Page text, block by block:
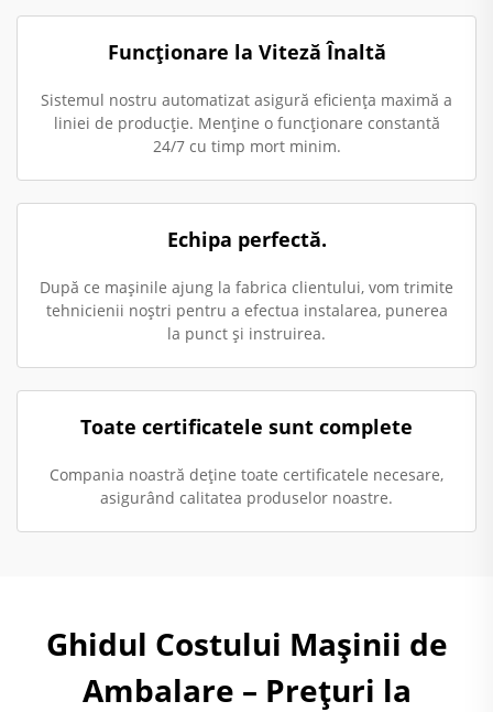
Funcționare la Viteză Înaltă
Sistemul nostru automatizat asigură eficiența maximă a
liniei de producție. Menține o funcționare constantă
24/7 cu timp mort minim.
Echipa perfectă.
După ce mașinile ajung la fabrica clientului, vom trimite
tehnicienii noștri pentru a efectua instalarea, punerea
la punct și instruirea.
Toate certificatele sunt complete
Compania noastră deține toate certificatele necesare,
asigurând calitatea produselor noastre.
Ghidul Costului Mașinii de
Ambalare – Prețuri la